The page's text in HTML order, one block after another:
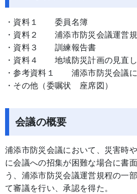
・資料１ 委員名簿
・資料２ 浦添市防災会議運営規
・資料３ 訓練報告書
・資料４ 地域防災計画の見直し
・参考資料１ 浦添市防災会議に
・その他（委嘱状 座席図）
会議の概要
浦添市防災会議において、災害時
に会議への招集が困難な場合に書
う、浦添市防災会議運営規程の一
て審議を行い、承認を得た。